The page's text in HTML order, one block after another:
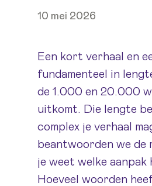
10 mei 2026
Een kort verhaal en
fundamenteel in
de 1.000 en 20.000
uitkomt. Die lengte
complex je verhaal
beantwoorden we de
je weet welke
Hoeveel woorden